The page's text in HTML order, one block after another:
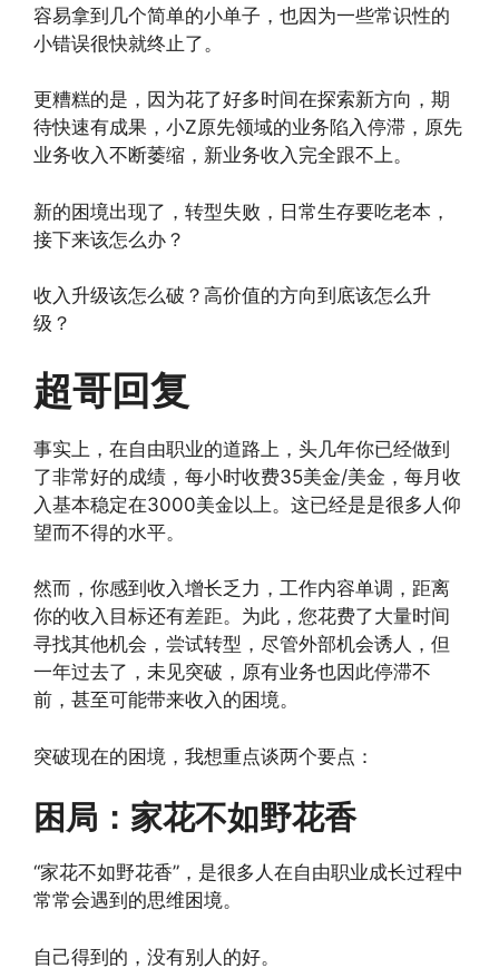
容易拿到几个简单的小单子，也因为一些常识性的
小错误很快就终止了。
更糟糕的是，因为花了好多时间在探索新方向，期
待快速有成果，小Z原先领域的业务陷入停滞，原先
业务收入不断萎缩，新业务收入完全跟不上。
新的困境出现了，转型失败，日常生存要吃老本，
接下来该怎么办？
收入升级该怎么破？高价值的方向到底该怎么升
级？
超哥回复
事实上，在自由职业的道路上，头几年你已经做到
了非常好的成绩，每小时收费35美金/美金，每月收
入基本稳定在3000美金以上。这已经是是很多人仰
望而不得的水平。
然而，你感到收入增长乏力，工作内容单调，距离
你的收入目标还有差距。为此，您花费了大量时间
寻找其他机会，尝试转型，尽管外部机会诱人，但
一年过去了，未见突破，原有业务也因此停滞不
前，甚至可能带来收入的困境。
突破现在的困境，我想重点谈两个要点：
困局：家花不如野花香
“家花不如野花香”，是很多人在自由职业成长过程中
常常会遇到的思维困境。
自己得到的，没有别人的好。